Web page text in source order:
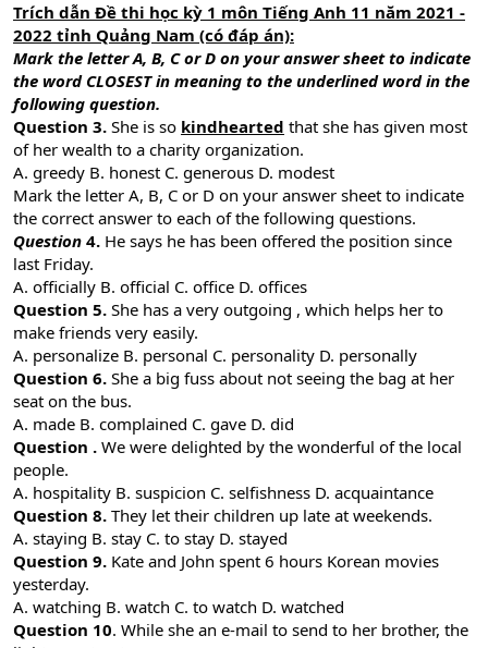
Trích dẫn Đề thi học kỳ 1 môn Tiếng Anh 11 năm 2021 -
2022 tỉnh Quảng Nam (có đáp án):
Mark the letter A, B, C or D on your answer sheet to indicate
the word CLOSEST in meaning to the underlined word in the
following question.
Question 3. She is so kindhearted that she has given most
of her wealth to a charity organization.
A. greedy B. honest C. generous D. modest
Mark the letter A, B, C or D on your answer sheet to indicate
the correct answer to each of the following questions.
Question 4. He says he has been offered the position since
last Friday.
A. officially B. official C. office D. offices
Question 5. She has a very outgoing , which helps her to
make friends very easily.
A. personalize B. personal C. personality D. personally
Question 6. She a big fuss about not seeing the bag at her
seat on the bus.
A. made B. complained C. gave D. did
Question . We were delighted by the wonderful of the local
people.
A. hospitality B. suspicion C. selfishness D. acquaintance
Question 8. They let their children up late at weekends.
A. staying B. stay C. to stay D. stayed
Question 9. Kate and John spent 6 hours Korean movies
yesterday.
A. watching B. watch C. to watch D. watched
Question 10. While she an e-mail to send to her brother, the